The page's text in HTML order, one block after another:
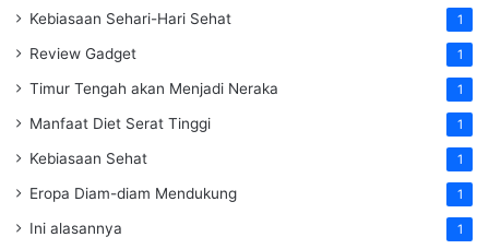
Kebiasaan Sehari-Hari Sehat 1
Review Gadget 1
Timur Tengah akan Menjadi Neraka 1
Manfaat Diet Serat Tinggi 1
Kebiasaan Sehat 1
Eropa Diam-diam Mendukung 1
Ini alasannya 1